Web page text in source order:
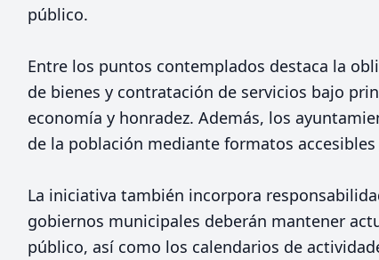
público.
Entre los puntos contemplados destaca la
de bienes y contratación de servicios bajo
economía y honradez. Además, los
de la población mediante formatos
La iniciativa también incorpora
gobiernos municipales deberán mantener
público, así como los calendarios de